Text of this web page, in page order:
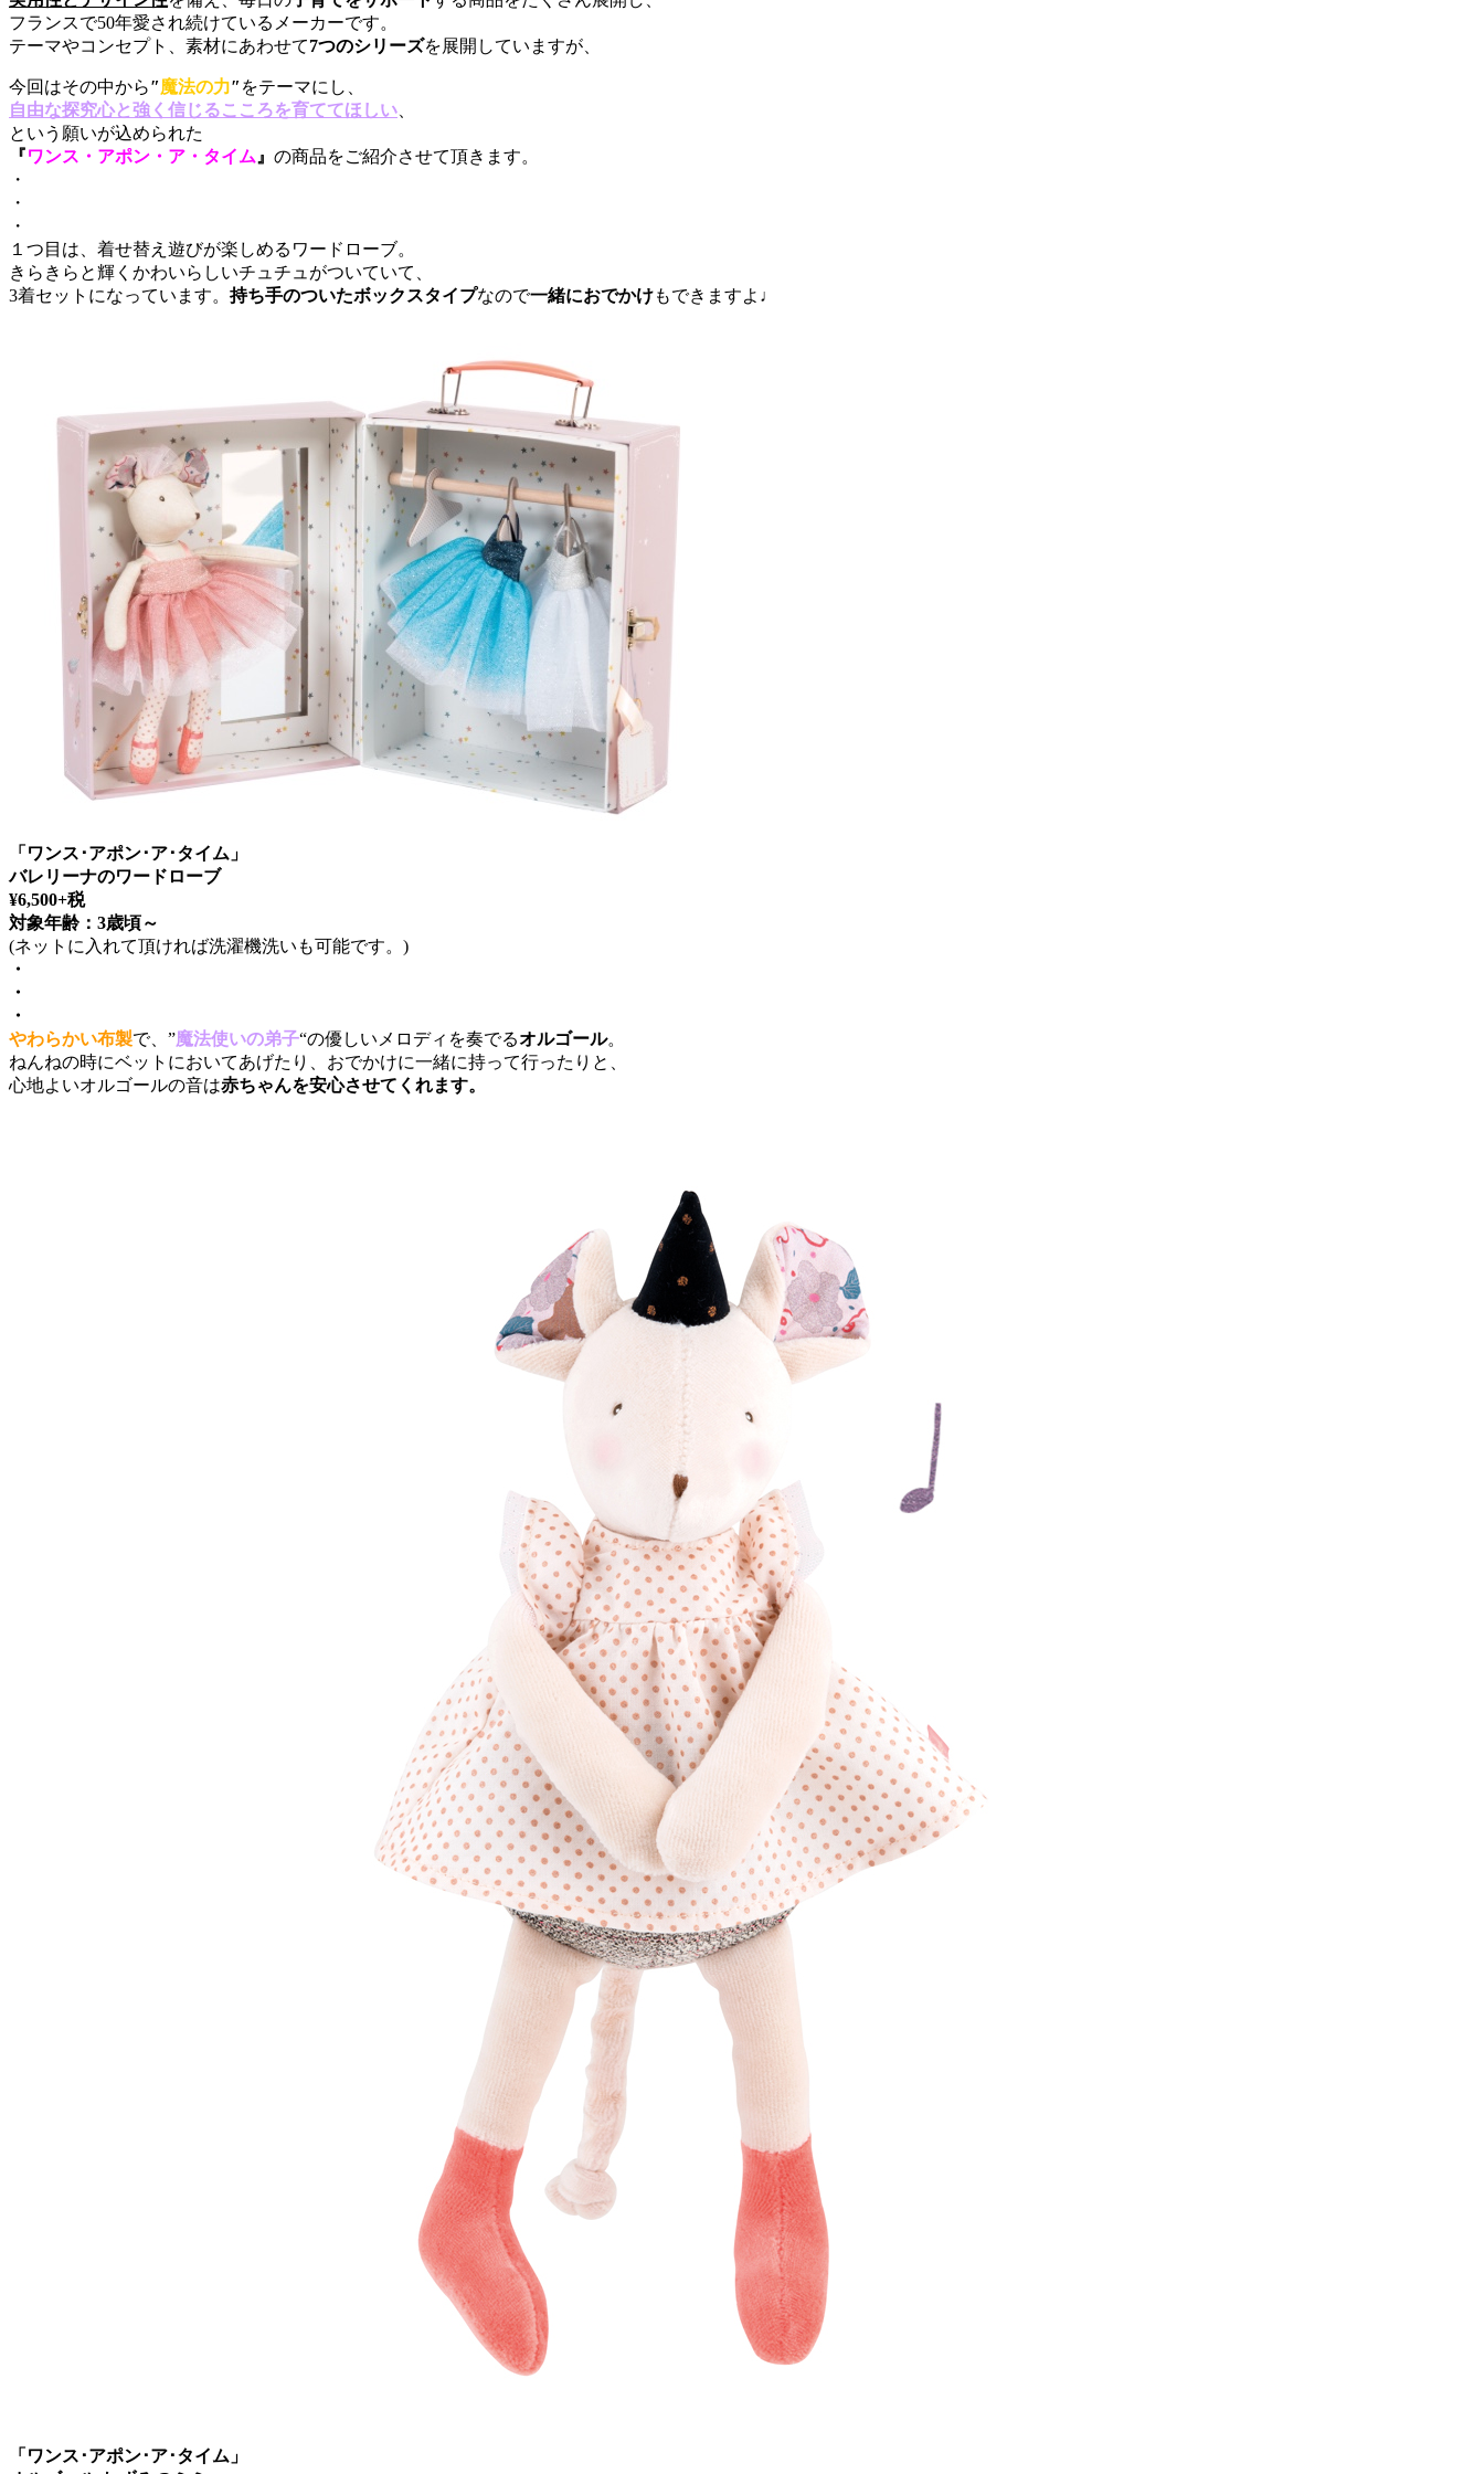
フランスで50年愛され続けているメーカーです。
テーマやコンセプト、素材にあわせて7つのシリーズを展開していますが、
今回はその中から″魔法の力″ をテーマにし、
自由な探究心と強く信じるこころを育ててほしい
という願いが込められた
『ワンス・アポン・ア・タイム 』 の商品をご紹介させて頂きます。
・
・
・
１つ目は、着せ替え遊びが楽しめるワードローブ。
きらきらと輝くかわいらしいチュチュがついていて、
3着セットになっています。 持ち手のついたボックスタイプなので一緒におでかけもできますよ♩
「ワンス･アポン･ア･タイム」
バレリーナのワードローブ
¥6,500+税
対象年齢：3歳頃～
(ネットに入れて頂ければ洗濯機洗いも可能です。)
・
・
・
やわらかい布製で、”魔法使いの弟子“の優しいメロディを奏でるオルゴール。
ねんねの時にベットにおいてあげたり、おでかけに一緒に持って行ったりと、
心地よいオルゴールの音は赤ちゃんを安心させてくれます。
「ワンス･アポン･ア･タイム」